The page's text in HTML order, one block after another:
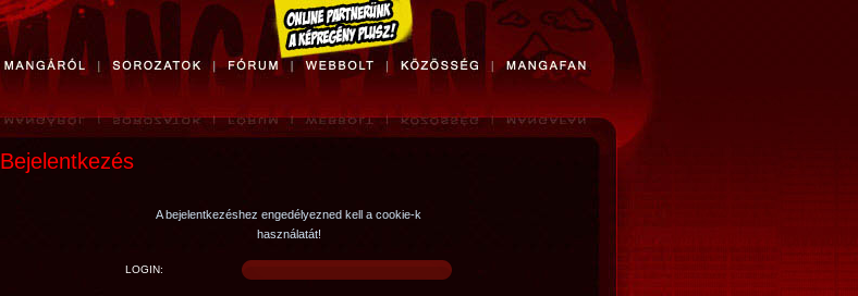
Bejelentkezés
A bejelentkezéshez engedélyezned kell a cookie-k
használatát!
LOGIN: